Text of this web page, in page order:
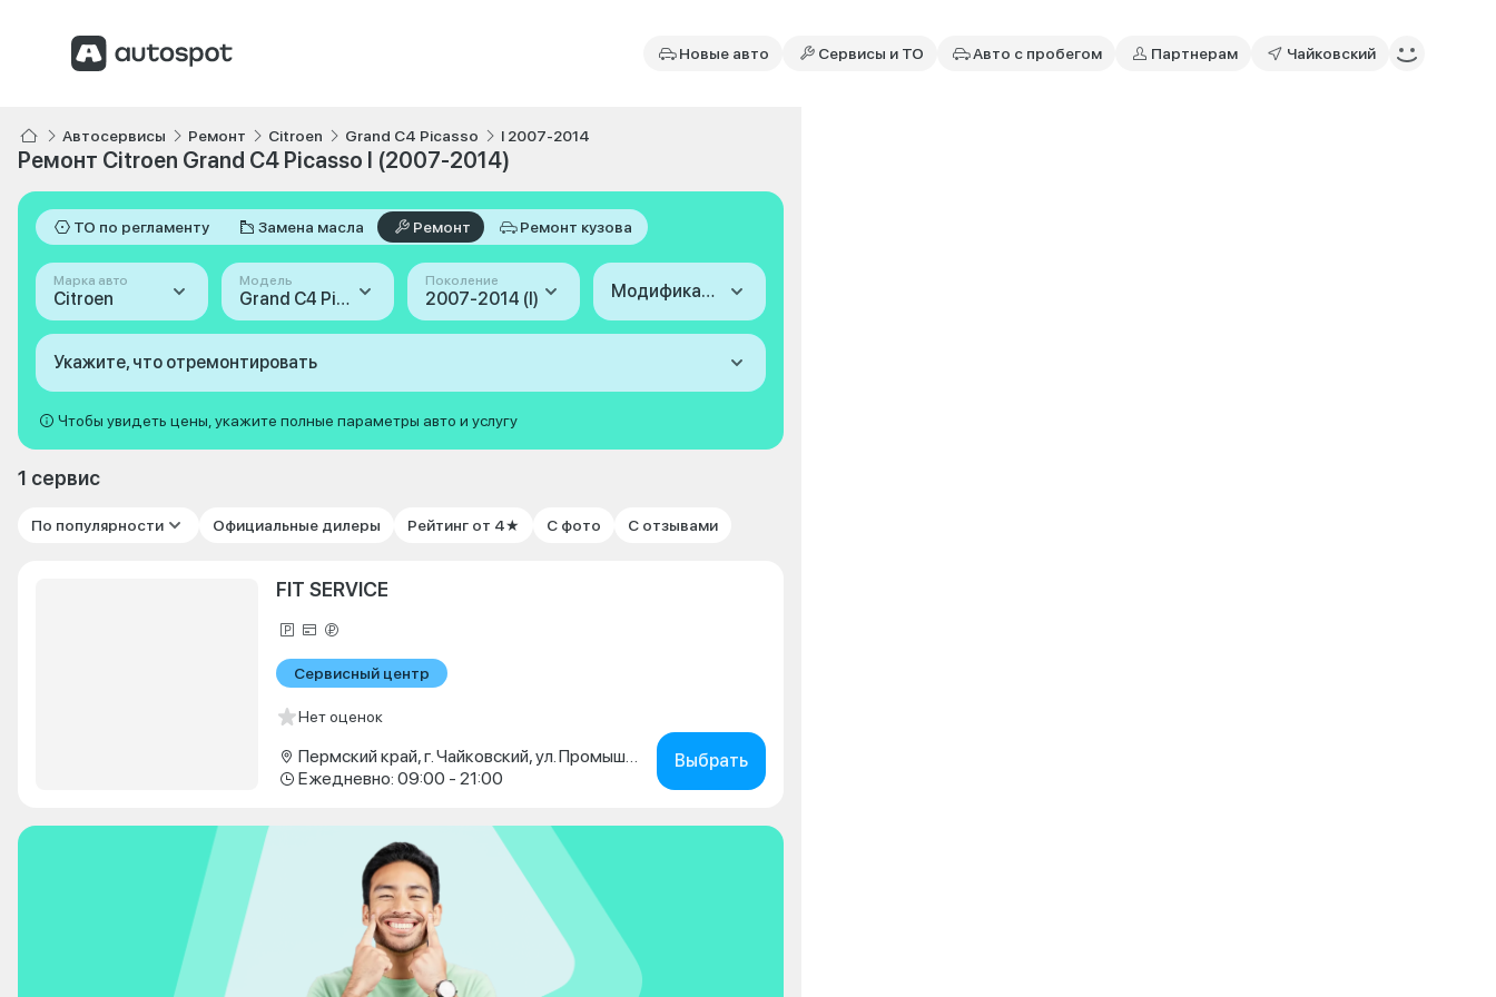
Новые авто Сервисы и ТО Авто с пробегом Партнерам Чайковский
Автосервисы Ремонт Citroen Grand C4 Picasso I 2007-2014
Ремонт Citroen Grand C4 Picasso I (2007-2014)
ТО по регламенту Замена масла Ремонт Ремонт кузова
Марка авто
Citroen
Модель
Grand C4 Picasso
Поколение
2007-2014 (I) Модификация
Укажите, что отремонтировать
Чтобы увидеть цены, укажите полные параметры авто и услугу
1 сервис
По популярности Официальные дилеры Рейтинг от 4★ С фото С отзывами
FIT SERVICE
Сервисный центр
Нет оценок
Пермский край, г. Чайковский, ул. Промышленная, д. 15/1
Ежедневно: 09:00 - 21:00
Выбрать